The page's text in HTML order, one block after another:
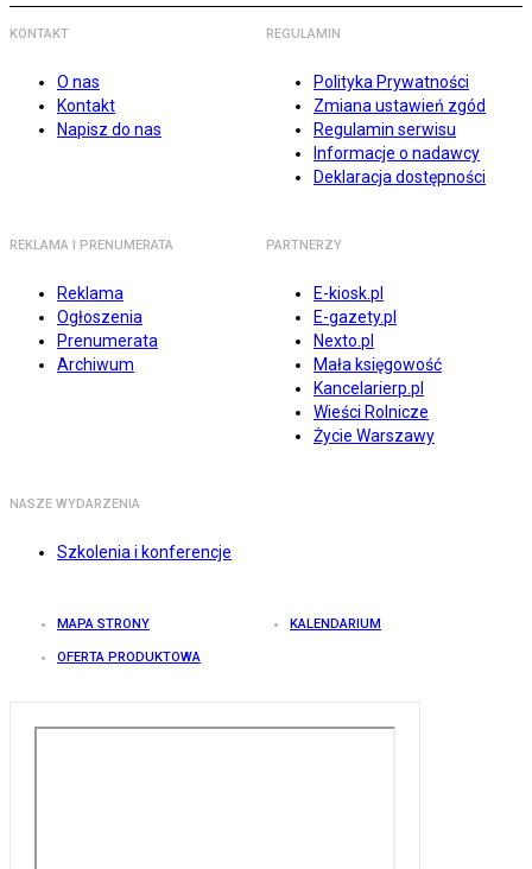
KONTAKT
O nas
Kontakt
Napisz do nas
REGULAMIN
Polityka Prywatności
Zmiana ustawień zgód
Regulamin serwisu
Informacje o nadawcy
Deklaracja dostępności
REKLAMA I PRENUMERATA
Reklama
Ogłoszenia
Prenumerata
Archiwum
PARTNERZY
E-kiosk.pl
E-gazety.pl
Nexto.pl
Mała księgowość
Kancelarierp.pl
Wieści Rolnicze
Życie Warszawy
NASZE WYDARZENIA
Szkolenia i konferencje
MAPA STRONY KALENDARIUM
OFERTA PRODUKTOWA